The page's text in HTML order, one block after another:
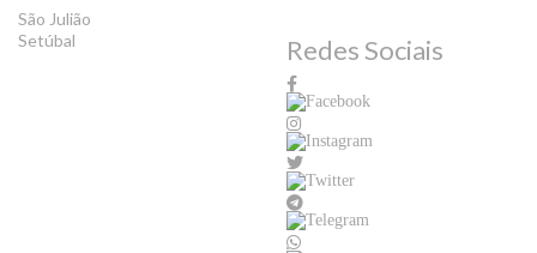
São Julião
Setúbal
Redes Sociais